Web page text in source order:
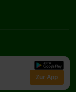
Zur App